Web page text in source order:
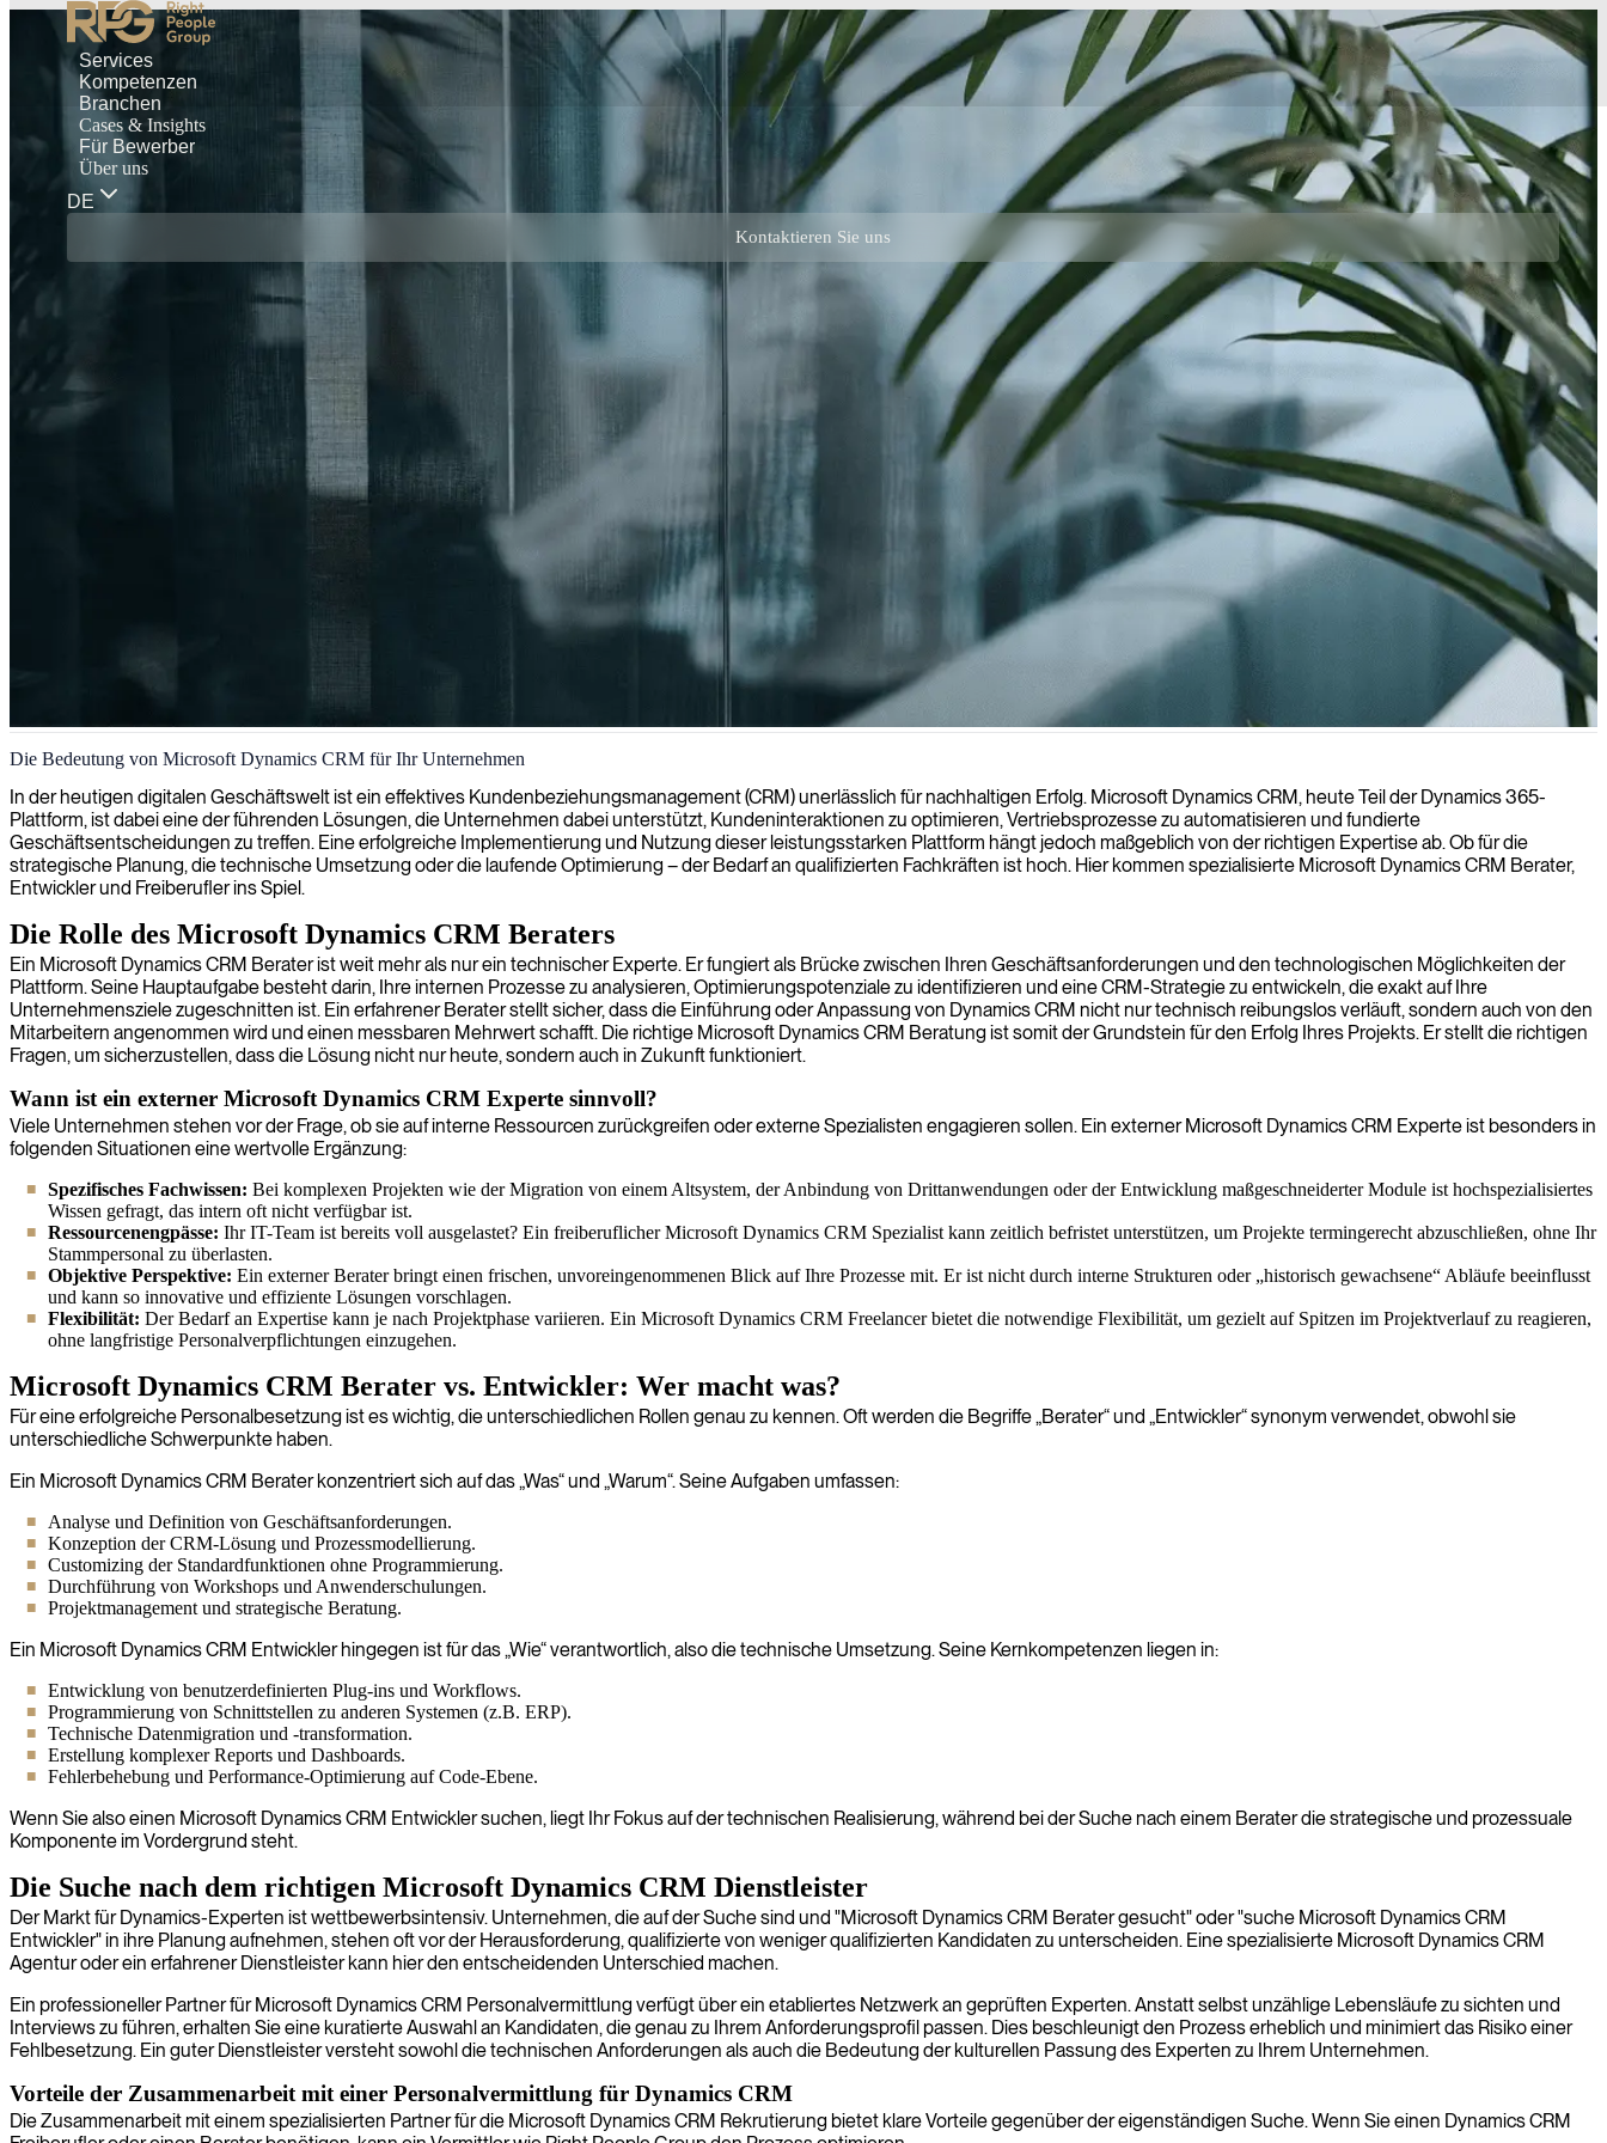
Services
Kompetenzen
Branchen
Cases & Insights
Für Bewerber
Über uns
DE
Kontaktieren Sie uns
Microsoft Dynamics CRM Expertise
Wir stellen Microsoft Dynamics CRM-Experten bereit, um Ihre Kundenbeziehungen zu optimieren, Prozesse zu rationalisieren und das Geschäftswachstum durch maßgeschneiderte Lösungen voranzutreiben.
Die Bedeutung von Microsoft Dynamics CRM für Ihr Unternehmen
In der heutigen digitalen Geschäftswelt ist ein effektives Kundenbeziehungsmanagement (CRM) unerlässlich für nachhaltigen Erfolg. Microsoft Dynamics CRM, heute Teil der Dynamics 365-
Plattform, ist dabei eine der führenden Lösungen, die Unternehmen dabei unterstützt, Kundeninteraktionen zu optimieren, Vertriebsprozesse zu automatisieren und fundierte
Geschäftsentscheidungen zu treffen. Eine erfolgreiche Implementierung und Nutzung dieser leistungsstarken Plattform hängt jedoch maßgeblich von der richtigen Expertise ab. Ob für die
strategische Planung, die technische Umsetzung oder die laufende Optimierung – der Bedarf an qualifizierten Fachkräften ist hoch. Hier kommen spezialisierte Microsoft Dynamics CRM Berater,
Entwickler und Freiberufler ins Spiel.
Die Rolle des Microsoft Dynamics CRM Beraters
Ein Microsoft Dynamics CRM Berater ist weit mehr als nur ein technischer Experte. Er fungiert als Brücke zwischen Ihren Geschäftsanforderungen und den technologischen Möglichkeiten der
Plattform. Seine Hauptaufgabe besteht darin, Ihre internen Prozesse zu analysieren, Optimierungspotenziale zu identifizieren und eine CRM-Strategie zu entwickeln, die exakt auf Ihre
Unternehmensziele zugeschnitten ist. Ein erfahrener Berater stellt sicher, dass die Einführung oder Anpassung von Dynamics CRM nicht nur technisch reibungslos verläuft, sondern auch von den
Mitarbeitern angenommen wird und einen messbaren Mehrwert schafft. Die richtige Microsoft Dynamics CRM Beratung ist somit der Grundstein für den Erfolg Ihres Projekts. Er stellt die richtigen
Fragen, um sicherzustellen, dass die Lösung nicht nur heute, sondern auch in Zukunft funktioniert.
Wann ist ein externer Microsoft Dynamics CRM Experte sinnvoll?
Viele Unternehmen stehen vor der Frage, ob sie auf interne Ressourcen zurückgreifen oder externe Spezialisten engagieren sollen. Ein externer Microsoft Dynamics CRM Experte ist besonders in
folgenden Situationen eine wertvolle Ergänzung:
Spezifisches Fachwissen: Bei komplexen Projekten wie der Migration von einem Altsystem, der Anbindung von Drittanwendungen oder der Entwicklung maßgeschneiderter Module ist hochspezialisiertes
Wissen gefragt, das intern oft nicht verfügbar ist.
Ressourcenengpässe: Ihr IT-Team ist bereits voll ausgelastet? Ein freiberuflicher Microsoft Dynamics CRM Spezialist kann zeitlich befristet unterstützen, um Projekte termingerecht abzuschließen, ohne Ihr
Stammpersonal zu überlasten.
Objektive Perspektive: Ein externer Berater bringt einen frischen, unvoreingenommenen Blick auf Ihre Prozesse mit. Er ist nicht durch interne Strukturen oder „historisch gewachsene“ Abläufe beeinflusst
und kann so innovative und effiziente Lösungen vorschlagen.
Flexibilität: Der Bedarf an Expertise kann je nach Projektphase variieren. Ein Microsoft Dynamics CRM Freelancer bietet die notwendige Flexibilität, um gezielt auf Spitzen im Projektverlauf zu reagieren,
ohne langfristige Personalverpflichtungen einzugehen.
Microsoft Dynamics CRM Berater vs. Entwickler: Wer macht was?
Für eine erfolgreiche Personalbesetzung ist es wichtig, die unterschiedlichen Rollen genau zu kennen. Oft werden die Begriffe „Berater“ und „Entwickler“ synonym verwendet, obwohl sie
unterschiedliche Schwerpunkte haben.
Ein Microsoft Dynamics CRM Berater konzentriert sich auf das „Was“ und „Warum“. Seine Aufgaben umfassen:
Analyse und Definition von Geschäftsanforderungen.
Konzeption der CRM-Lösung und Prozessmodellierung.
Customizing der Standardfunktionen ohne Programmierung.
Durchführung von Workshops und Anwenderschulungen.
Projektmanagement und strategische Beratung.
Ein Microsoft Dynamics CRM Entwickler hingegen ist für das „Wie“ verantwortlich, also die technische Umsetzung. Seine Kernkompetenzen liegen in:
Entwicklung von benutzerdefinierten Plug-ins und Workflows.
Programmierung von Schnittstellen zu anderen Systemen (z.B. ERP).
Technische Datenmigration und -transformation.
Erstellung komplexer Reports und Dashboards.
Fehlerbehebung und Performance-Optimierung auf Code-Ebene.
Wenn Sie also einen Microsoft Dynamics CRM Entwickler suchen, liegt Ihr Fokus auf der technischen Realisierung, während bei der Suche nach einem Berater die strategische und prozessuale
Komponente im Vordergrund steht.
Die Suche nach dem richtigen Microsoft Dynamics CRM Dienstleister
Der Markt für Dynamics-Experten ist wettbewerbsintensiv. Unternehmen, die auf der Suche sind und "Microsoft Dynamics CRM Berater gesucht" oder "suche Microsoft Dynamics CRM
Entwickler" in ihre Planung aufnehmen, stehen oft vor der Herausforderung, qualifizierte von weniger qualifizierten Kandidaten zu unterscheiden. Eine spezialisierte Microsoft Dynamics CRM
Agentur oder ein erfahrener Dienstleister kann hier den entscheidenden Unterschied machen.
Ein professioneller Partner für Microsoft Dynamics CRM Personalvermittlung verfügt über ein etabliertes Netzwerk an geprüften Experten. Anstatt selbst unzählige Lebensläufe zu sichten und
Interviews zu führen, erhalten Sie eine kuratierte Auswahl an Kandidaten, die genau zu Ihrem Anforderungsprofil passen. Dies beschleunigt den Prozess erheblich und minimiert das Risiko einer
Fehlbesetzung. Ein guter Dienstleister versteht sowohl die technischen Anforderungen als auch die Bedeutung der kulturellen Passung des Experten zu Ihrem Unternehmen.
Vorteile der Zusammenarbeit mit einer Personalvermittlung für Dynamics CRM
Die Zusammenarbeit mit einem spezialisierten Partner für die Microsoft Dynamics CRM Rekrutierung bietet klare Vorteile gegenüber der eigenständigen Suche. Wenn Sie einen Dynamics CRM